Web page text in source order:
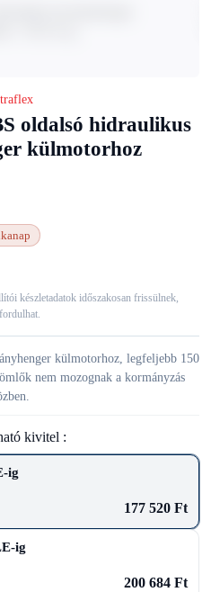
oldalsó hidraulikus
külmotorhoz
készletadatok időszakosan frissülnek,
külmotorhoz, legfeljebb 150
nem mozognak a kormányzás
kivitel :
ig
177 520 Ft
ig
200 684 Ft